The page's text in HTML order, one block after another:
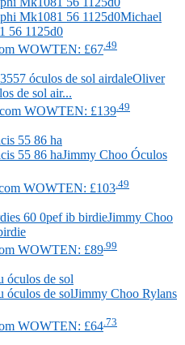
Michael
56 1125d0
WOWTEN: £67 .49
Oliver
de sol air...
WOWTEN: £139 .49
Jimmy Choo Óculos
WOWTEN: £103 .49
Jimmy Choo
WOWTEN: £89 .99
Jimmy Choo Rylans
WOWTEN: £64 .73